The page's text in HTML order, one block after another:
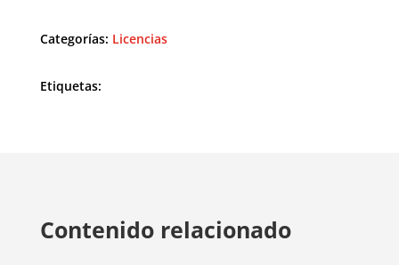
Categorías: Licencias
Etiquetas:
Contenido relacionado